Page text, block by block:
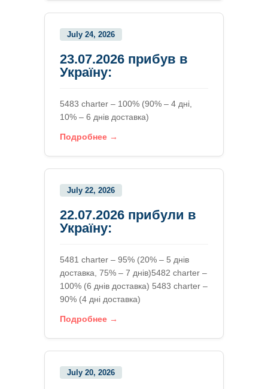
July 24, 2026
23.07.2026 прибув в
Україну:
5483 charter – 100% (90% – 4 дні,
10% – 6 днів доставка)
Подробнее →
July 22, 2026
22.07.2026 прибули в
Україну:
5481 charter – 95% (20% – 5 днів
доставка, 75% – 7 днів)5482 charter –
100% (6 днів доставка) 5483 charter –
90% (4 дні доставка)
Подробнее →
July 20, 2026